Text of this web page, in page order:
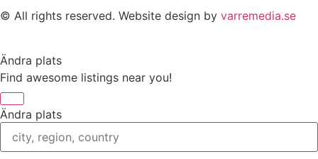
© All rights reserved. Website design by varremedia.se
Ändra plats
Find awesome listings near you!
Ändra plats